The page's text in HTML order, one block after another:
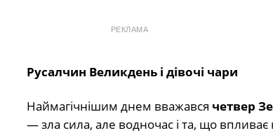
РЕКЛАМА
Русалчин Великдень і дівочі чари
Наймагічнішим днем вважався четвер
— зла сила, але водночас і та, що